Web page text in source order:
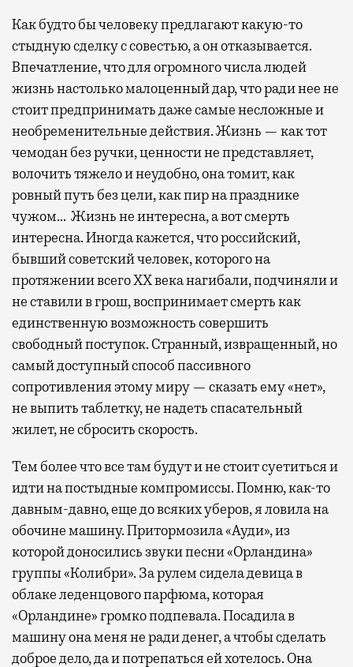
Как будто бы человеку предлагают какую-то
стыдную сделку с совестью, а он отказывается.
Впечатление, что для огромного числа людей
жизнь настолько малоценный дар, что ради нее не
стоит предпринимать даже самые несложные и
необременительные действия. Жизнь — как тот
чемодан без ручки, ценности не представляет,
волочить тяжело и неудобно, она томит, как
ровный путь без цели, как пир на празднике
чужом… Жизнь не интересна, а вот смерть
интересна. Иногда кажется, что российский,
бывший советский человек, которого на
протяжении всего XX века нагибали, подчиняли и
не ставили в грош, воспринимает смерть как
единственную возможность совершить
свободный поступок. Странный, извращенный, но
самый доступный способ пассивного
сопротивления этому миру — сказать ему «нет»,
не выпить таблетку, не надеть спасательный
жилет, не сбросить скорость.
Тем более что все там будут и не стоит суетиться и
идти на постыдные компромиссы. Помню, как-то
давным-давно, еще до всяких уберов, я ловила на
обочине машину. Притормозила «Ауди», из
которой доносились звуки песни «Орландина»
группы «Колибри». За рулем сидела девица в
облаке леденцового парфюма, которая
«Орландине» громко подпевала. Посадила в
машину она меня не ради денег, а чтобы сделать
доброе дело, да и потрепаться ей хотелось. Она